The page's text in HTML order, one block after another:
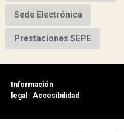
Sede Electrónica
Prestaciones SEPE
Información
legal | Accesibilidad